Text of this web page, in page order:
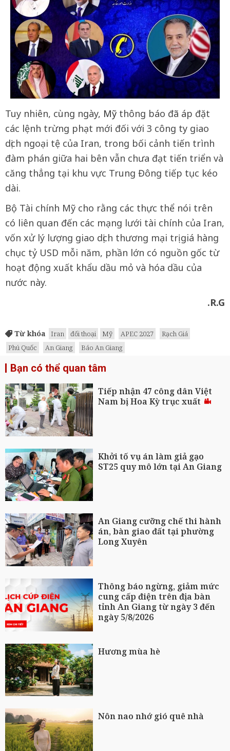
Tuy nhiên, cùng ngày, Mỹ thông báo đã áp đặt
các lệnh trừng phạt mới đối với 3 công ty giao
dịch ngoại tệ của Iran, trong bối cảnh tiến trình
đàm phán giữa hai bên vẫn chưa đạt tiến triển và
căng thẳng tại khu vực Trung Đông tiếp tục kéo
dài.
Bộ Tài chính Mỹ cho rằng các thực thể nói trên
có liên quan đến các mạng lưới tài chính của Iran,
vốn xử lý lượng giao dịch thương mại trị giá hàng
chục tỷ USD mỗi năm, phần lớn có nguồn gốc từ
hoạt động xuất khẩu dầu mỏ và hóa dầu của
nước này.
.R.G
Từ khóa Iran đối thoại Mỹ APEC 2027
Rạch Giá
Phú Quốc
An Giang Báo An Giang
Bạn có thể quan tâm
Tiếp nhận 47 công dân Việt
Nam bị Hoa Kỳ trục xuất
Khởi tố vụ án làm giả gạo
ST25 quy mô lớn tại An Giang
An Giang cưỡng chế thi hành
án, bàn giao đất tại phường
Long Xuyên
Thông báo ngừng, giảm mức
cung cấp điện trên địa bàn
tỉnh An Giang từ ngày 3 đến
ngày 5/8/2026
Hương mùa hè
Nôn nao nhớ gió quê nhà